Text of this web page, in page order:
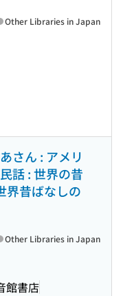
Other Libraries in Japan
さん : アメリ
話 : 世界の昔
界昔ばなしの
館書店
Other Libraries in Japan